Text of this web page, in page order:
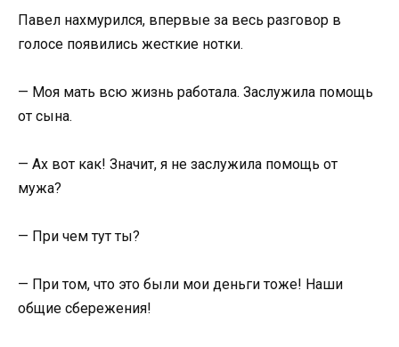
Павел нахмурился, впервые за весь разговор в
голосе появились жесткие нотки.
— Моя мать всю жизнь работала. Заслужила помощь
от сына.
— Ах вот как! Значит, я не заслужила помощь от
мужа?
— При чем тут ты?
— При том, что это были мои деньги тоже! Наши
общие сбережения!